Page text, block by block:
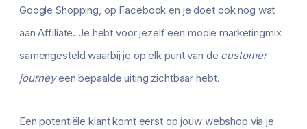
Google Shopping, op Facebook en je doet ook nog wat
aan Affiliate. Je hebt voor jezelf een mooie marketingmix
samengesteld waarbij je op elk punt van de customer
journeyeen bepaalde uiting zichtbaar hebt.
Een potentiële klant komt eerst op jouw webshop via je